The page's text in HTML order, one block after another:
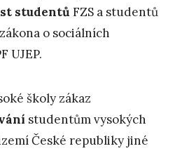
studentů FZS a studentů
o sociálních
UJEP.
školy zákaz
studentům vysokých
České republiky jiné